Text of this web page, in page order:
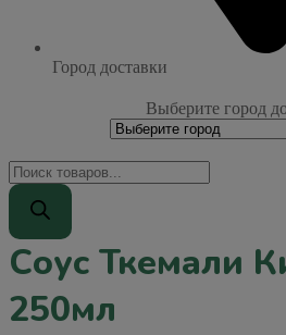
Город доставки
Выберите город
Поиск
товаров
Соус Ткемали
250мл